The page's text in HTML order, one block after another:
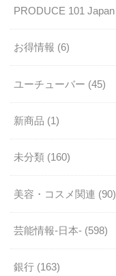
PRODUCE 101 Japan
お得情報 (6)
ユーチューバー (45)
新商品 (1)
未分類 (160)
美容・コスメ関連 (90)
芸能情報-日本- (598)
銀行 (163)